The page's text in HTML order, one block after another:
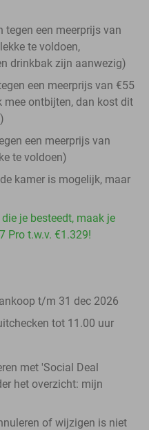
tegen een meerprijs van
te voldoen,
drinkbak zijn aanwezig)
een meerprijs van €55
mee ontbijten, dan kost dit
een meerprijs van
te voldoen)
kamer is mogelijk, maar
je besteedt, maak je
Pro t.w.v. €1.329!
t/m 31 dec 2026
tot 11.00 uur
met 'Social Deal
het overzicht: mijn
of wijzigen is niet